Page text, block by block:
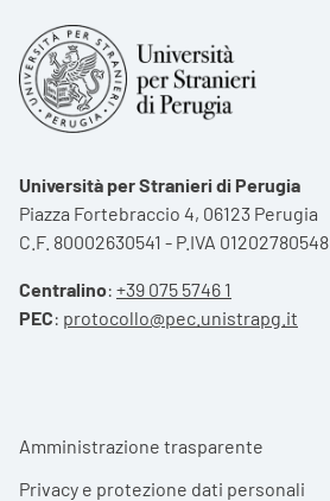
Università per Stranieri di Perugia
Piazza Fortebraccio 4, 06123 Perugia
C.F. 80002630541 - P.IVA 01202780548
Centralino: +39 075 5746 1
PEC: protocollo@pec.unistrapg.it
Footer menu
Amministrazione trasparente
Privacy e protezione dati personali